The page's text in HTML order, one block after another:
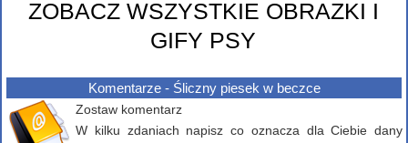
ZOBACZ WSZYSTKIE OBRAZKI I
GIFY PSY
Komentarze - Śliczny piesek w beczce
Zostaw komentarz
W kilku zdaniach napisz co oznacza dla Ciebie dany